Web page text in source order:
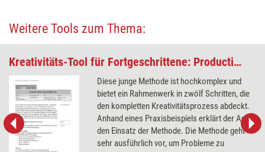
Weitere Tools zum Thema:
Kreativitäts-Tool für Fortgeschrittene: Productive Thinking Model (Think X)
Diese junge Methode ist hochkomplex und
bietet ein Rahmenwerk in zwölf Schritten, die
den kompletten Kreativitätsprozess abdeckt.
Anhand eines Praxisbeispiels erklärt der Autor
den Einsatz der Methode. Die Methode geht
sehr ausführlich vor, um Probleme zu